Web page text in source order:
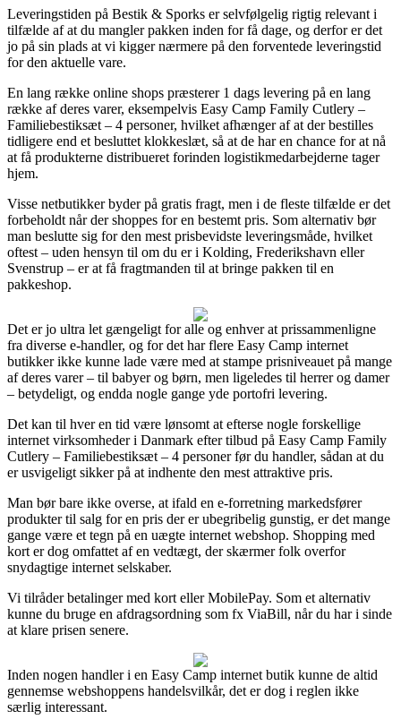
Leveringstiden på Bestik & Sporks er selvfølgelig rigtig relevant i
tilfælde af at du mangler pakken inden for få dage, og derfor er det
jo på sin plads at vi kigger nærmere på den forventede leveringstid
for den aktuelle vare.
En lang række online shops præsterer 1 dags levering på en lang
række af deres varer, eksempelvis Easy Camp Family Cutlery –
Familiebestiksæt – 4 personer, hvilket afhænger af at der bestilles
tidligere end et besluttet klokkeslæt, så at de har en chance for at nå
at få produkterne distribueret forinden logistikmedarbejderne tager
hjem.
Visse netbutikker byder på gratis fragt, men i de fleste tilfælde er det
forbeholdt når der shoppes for en bestemt pris. Som alternativ bør
man beslutte sig for den mest prisbevidste leveringsmåde, hvilket
oftest – uden hensyn til om du er i Kolding, Frederikshavn eller
Svenstrup – er at få fragtmanden til at bringe pakken til en
pakkeshop.
Det er jo ultra let gængeligt for alle og enhver at prissammenligne
fra diverse e-handler, og for det har flere Easy Camp internet
butikker ikke kunne lade være med at stampe prisniveauet på mange
af deres varer – til babyer og børn, men ligeledes til herrer og damer
– betydeligt, og endda nogle gange yde portofri levering.
Det kan til hver en tid være lønsomt at efterse nogle forskellige
internet virksomheder i Danmark efter tilbud på Easy Camp Family
Cutlery – Familiebestiksæt – 4 personer før du handler, sådan at du
er usvigeligt sikker på at indhente den mest attraktive pris.
Man bør bare ikke overse, at ifald en e-forretning markedsfører
produkter til salg for en pris der er ubegribelig gunstig, er det mange
gange være et tegn på en uægte internet webshop. Shopping med
kort er dog omfattet af en vedtægt, der skærmer folk overfor
snydagtige internet selskaber.
Vi tilråder betalinger med kort eller MobilePay. Som et alternativ
kunne du bruge en afdragsordning som fx ViaBill, når du har i sinde
at klare prisen senere.
Inden nogen handler i en Easy Camp internet butik kunne de altid
gennemse webshoppens handelsvilkår, det er dog i reglen ikke
særlig interessant.